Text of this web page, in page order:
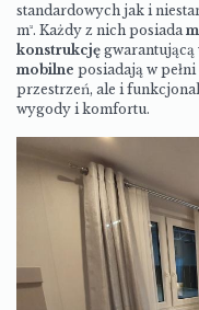
standardowych jak i
m². Każdy z nich posiada
konstrukcję gwarantującą
mobilne posiadają w
przestrzeń, ale i
wygody i komfortu.